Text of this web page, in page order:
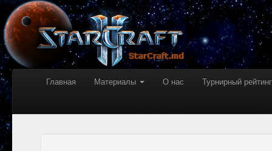
Главная Материалы О нас Турнирный рейтинг